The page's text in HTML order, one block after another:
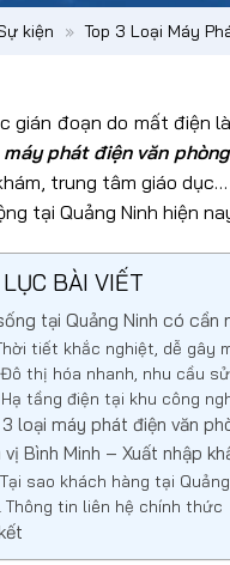
kiện » Top 3 Loại Máy
gián đoạn do mất điện
máy phát điện văn
trung tâm giáo
tại Quảng Ninh hiện
BÀI VIẾT
tại Quảng Ninh có cần
tiết khắc nghiệt, dễ gây
Đô thị hóa nhanh, nhu cầu
Hạ tầng điện tại khu công
loại máy phát điện văn
Bình Minh – Xuất nhập
Tại sao khách hàng tại
Thông tin liên hệ chính thức